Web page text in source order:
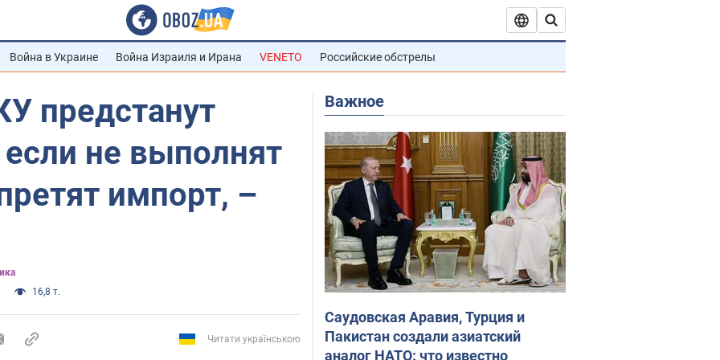
Война в Украине Война Израиля и Ирана VENETO Российские обстрелы
предстанут
не выполнят
импорт, –
16,8 т.
Читати українською
Важное
Саудовская Аравия, Турция и
Пакистан создали азиатский
аналог НАТО: что известно